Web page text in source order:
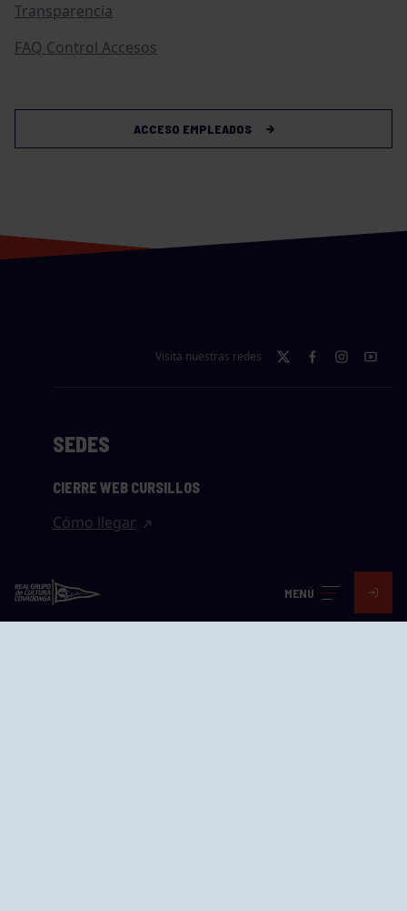
MENÚ
Transparencia
FAQ Control Accesos
ACCESO EMPLEADOS
Visita nuestras redes
SEDES
CIERRE WEB CURSILLOS
Cómo llegar
Avd. Jesús Revuelta, 2 33204
Gijón - Asturias